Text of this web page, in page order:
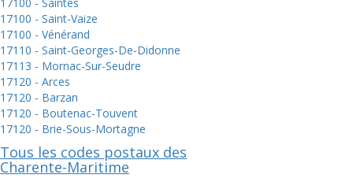
17100 - Saintes
17100 - Saint-Vaize
17100 - Vénérand
17110 - Saint-Georges-De-Didonne
17113 - Mornac-Sur-Seudre
17120 - Arces
17120 - Barzan
17120 - Boutenac-Touvent
17120 - Brie-Sous-Mortagne
Tous les codes postaux des
Charente-Maritime